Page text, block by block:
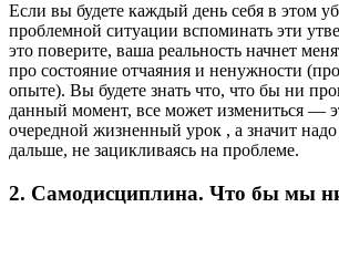
Если вы будете каждый день себя в этом
проблемной ситуации вспоминать эти
это поверите, ваша реальность начнет
про состояние отчаяния и ненужности
опыте). Вы будете знать что, что бы ни
данный момент, все может измениться —
очередной жизненный урок , а значит
дальше, не зацикливаясь на проблеме.
2. Самодисциплина. Что бы мы